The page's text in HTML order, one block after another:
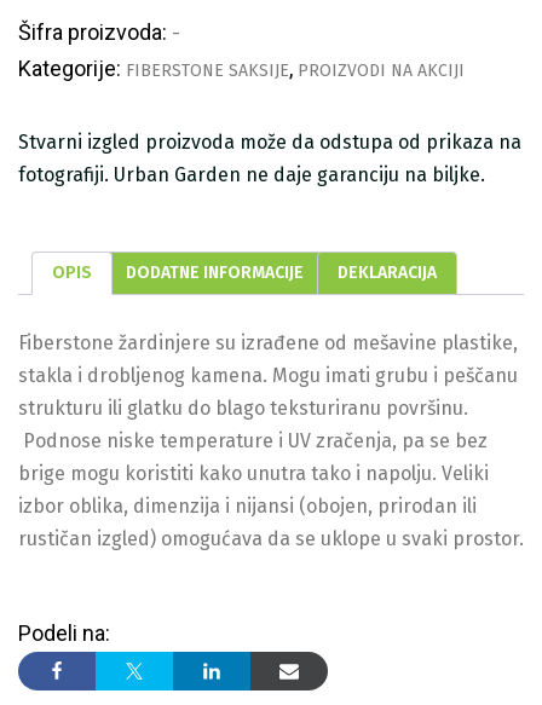
Šifra proizvoda: -
Kategorije: FIBERSTONE SAKSIJE, PROIZVODI NA AKCIJI
Stvarni izgled proizvoda može da odstupa od prikaza na
fotografiji. Urban Garden ne daje garanciju na biljke.
OPIS DODATNE INFORMACIJE DEKLARACIJA
Fiberstone žardinjere su izrađene od mešavine plastike,
stakla i drobljenog kamena. Mogu imati grubu i peščanu
strukturu ili glatku do blago teksturiranu površinu.
Podnose niske temperature i UV zračenja, pa se bez
brige mogu koristiti kako unutra tako i napolju. Veliki
izbor oblika, dimenzija i nijansi (obojen, prirodan ili
rustičan izgled) omogućava da se uklope u svaki prostor.
Podeli na: